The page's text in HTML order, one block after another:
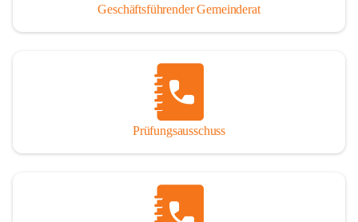
Geschäftsführender Gemeinderat
Prüfungsausschuss